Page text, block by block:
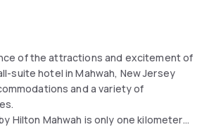
of the attractions and excitement of
suite hotel in Mahwah, New Jersey
and a variety of
Hilton Mahwah is only one kilometer